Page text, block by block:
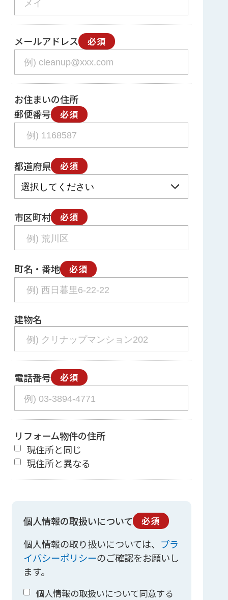
メールアドレス 必須
お住まいの住所
郵便番号
必須
都道府県 必須
市区町村 必須
町名・番地 必須
建物名
電話番号 必須
リフォーム物件の住所
現住所と同じ
現住所と異なる
個人情報の取扱いについて 必須
個人情報の取り扱いについては、 プラ
イバシーポリシーのご確認をお願いし
ます。
個人情報の取扱いについて同意する